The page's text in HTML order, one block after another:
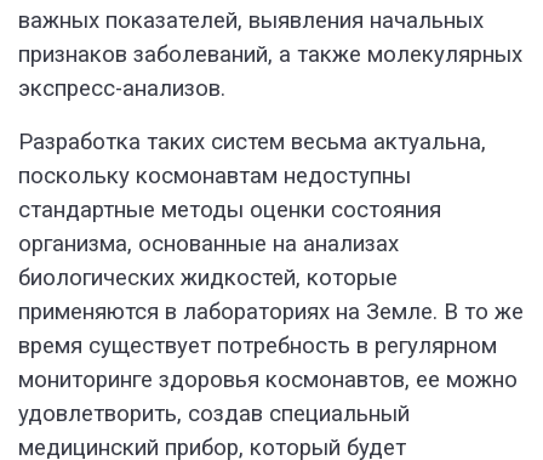
важных показателей, выявления начальных
признаков заболеваний, а также молекулярных
экспресс-анализов.
Разработка таких систем весьма актуальна,
поскольку космонавтам недоступны
стандартные методы оценки состояния
организма, основанные на анализах
биологических жидкостей, которые
применяются в лабораториях на Земле. В то же
время существует потребность в регулярном
мониторинге здоровья космонавтов, ее можно
удовлетворить, создав специальный
медицинский прибор, который будет